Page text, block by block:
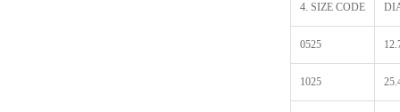
4. SIZE CODE
0525
1025